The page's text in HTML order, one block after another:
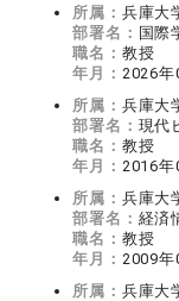
所属： 兵庫大
部署名： 国際
職名： 教授
年月： 2026年
所属： 兵庫大
部署名： 現代
職名： 教授
年月： 2016年
所属： 兵庫大
部署名： 経済
職名： 教授
年月： 2009年
所属： 兵庫大